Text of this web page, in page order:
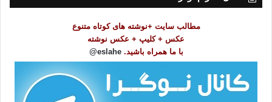
مطالب سایت +نوشته های کوتاه متنوع
عکس + کلیپ + عکس نوشته
با ما همراه باشید. eslahe@